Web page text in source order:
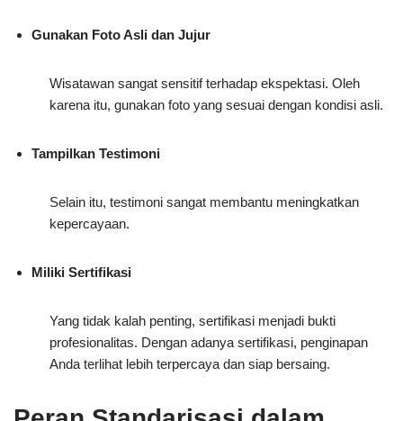
Gunakan Foto Asli dan Jujur
Wisatawan sangat sensitif terhadap ekspektasi. Oleh
karena itu, gunakan foto yang sesuai dengan kondisi asli.
Tampilkan Testimoni
Selain itu, testimoni sangat membantu meningkatkan
kepercayaan.
Miliki Sertifikasi
Yang tidak kalah penting, sertifikasi menjadi bukti
profesionalitas. Dengan adanya sertifikasi, penginapan
Anda terlihat lebih terpercaya dan siap bersaing.